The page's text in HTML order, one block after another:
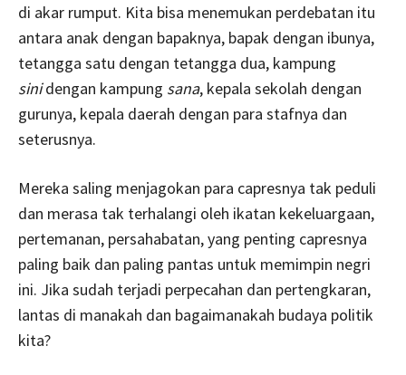
di akar rumput. Kita bisa menemukan perdebatan itu
antara anak dengan bapaknya, bapak dengan ibunya,
tetangga satu dengan tetangga dua, kampung
sinidengan kampung sana, kepala sekolah dengan
gurunya, kepala daerah dengan para stafnya dan
seterusnya.
Mereka saling menjagokan para capresnya tak peduli
dan merasa tak terhalangi oleh ikatan kekeluargaan,
pertemanan, persahabatan, yang penting capresnya
paling baik dan paling pantas untuk memimpin negri
ini. Jika sudah terjadi perpecahan dan pertengkaran,
lantas di manakah dan bagaimanakah budaya politik
kita?